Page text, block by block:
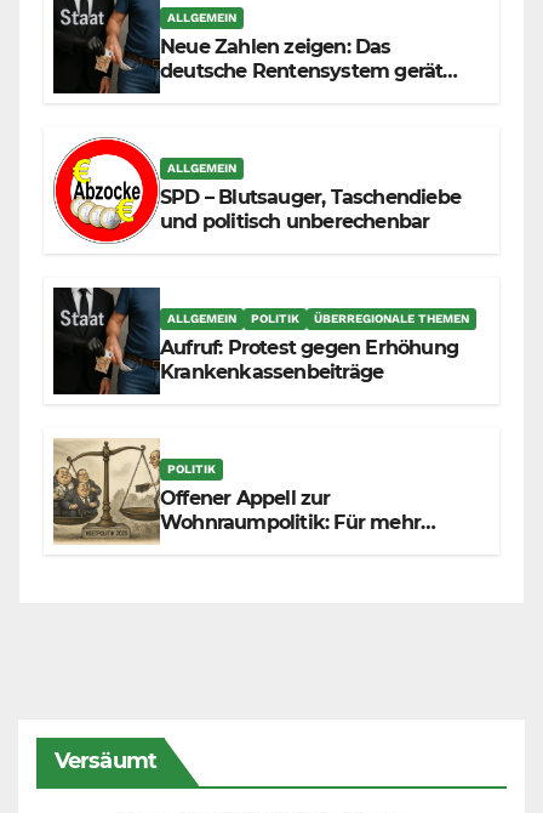
ALLGEMEIN
Neue Zahlen zeigen: Das
deutsche Rentensystem gerät
ALLGEMEIN
SPD – Blutsauger, Taschendiebe
und politisch unberechenbar
ALLGEMEIN POLITIK ÜBERREGIONALE THEMEN
Aufruf: Protest gegen Erhöhung
Krankenkassenbeiträge
POLITIK
Offener Appell zur
Wohnraumpolitik: Für mehr
Versäumt